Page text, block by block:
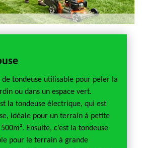
de tondeuse utilisable pour peler la
ou dans un espace vert.
la tondeuse électrique, qui est
idéale pour un terrain à petite
Ensuite, c’est la tondeuse
pour le terrain à grande